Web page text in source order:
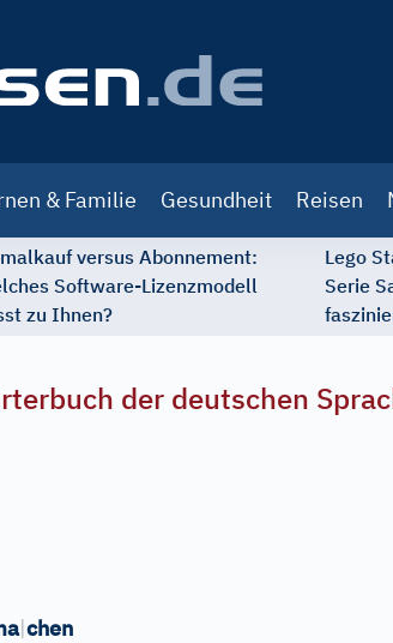
& Familie Gesundheit Reisen
versus Abonnement:
Software-Lizenzmodell
zu Ihnen?
Lego
Serie
der deutschen
|chen